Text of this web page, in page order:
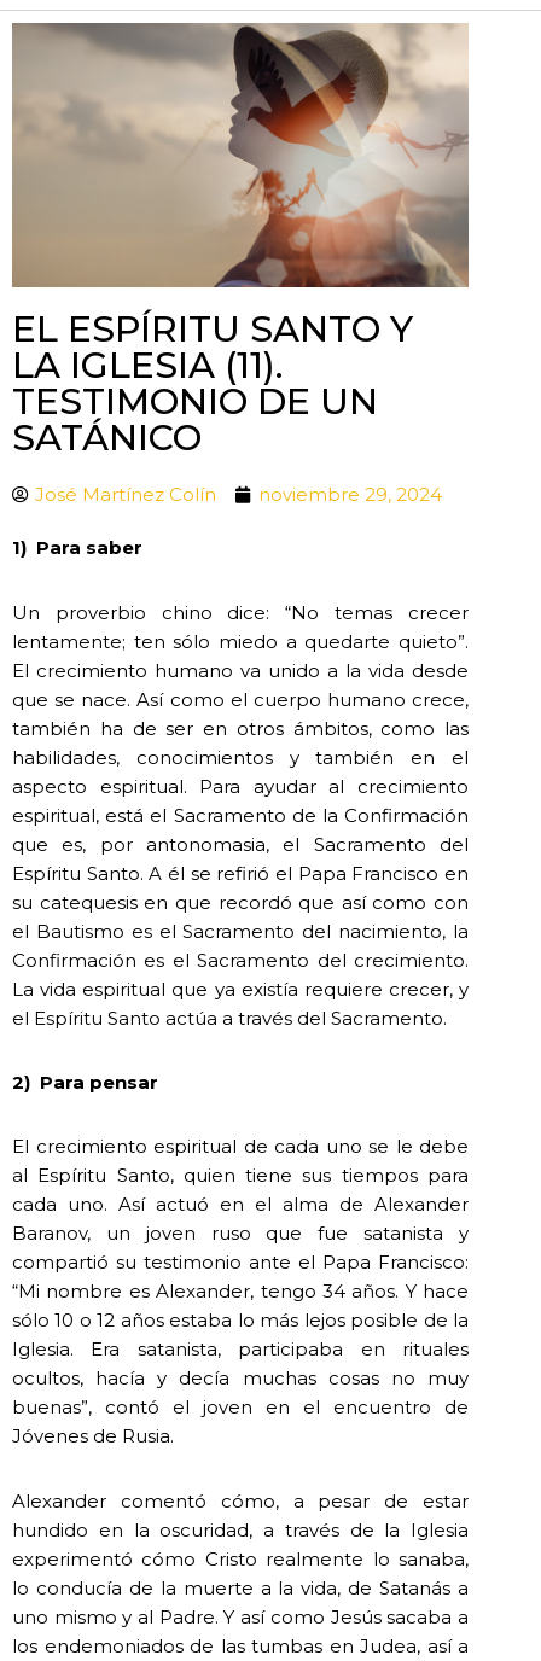
EL ESPÍRITU SANTO Y
LA IGLESIA (11).
TESTIMONIO DE UN
SATÁNICO
José Martínez Colín noviembre 29, 2024
1) Para saber
Un proverbio chino dice: “No temas crecer
lentamente; ten sólo miedo a quedarte quieto”.
El crecimiento humano va unido a la vida desde
que se nace. Así como el cuerpo humano crece,
también ha de ser en otros ámbitos, como las
habilidades, conocimientos y también en el
aspecto espiritual. Para ayudar al crecimiento
espiritual, está el Sacramento de la Confirmación
que es, por antonomasia, el Sacramento del
Espíritu Santo. A él se refirió el Papa Francisco en
su catequesis en que recordó que así como con
el Bautismo es el Sacramento del nacimiento, la
Confirmación es el Sacramento del crecimiento.
La vida espiritual que ya existía requiere crecer, y
el Espíritu Santo actúa a través del Sacramento.
2) Para pensar
El crecimiento espiritual de cada uno se le debe
al Espíritu Santo, quien tiene sus tiempos para
cada uno. Así actuó en el alma de Alexander
Baranov, un joven ruso que fue satanista y
compartió su testimonio ante el Papa Francisco:
“Mi nombre es Alexander, tengo 34 años. Y hace
sólo 10 o 12 años estaba lo más lejos posible de la
Iglesia. Era satanista, participaba en rituales
ocultos, hacía y decía muchas cosas no muy
buenas”, contó el joven en el encuentro de
Jóvenes de Rusia.
Alexander comentó cómo, a pesar de estar
hundido en la oscuridad, a través de la Iglesia
experimentó cómo Cristo realmente lo sanaba,
lo conducía de la muerte a la vida, de Satanás a
uno mismo y al Padre. Y así como Jesús sacaba a
los endemoniados de las tumbas en Judea, así a